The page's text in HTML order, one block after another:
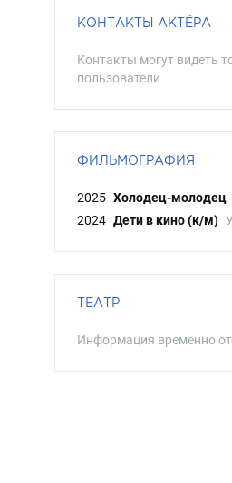
КОНТАКТЫ АКТЁРА
Контакты могут видеть
пользователи
ФИЛЬМОГРАФИЯ
2025 Холодец-молодец
2024 Дети в кино (к/м)
ТЕАТР
Информация временно